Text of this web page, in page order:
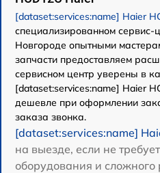
[dataset:services:name] Haier
специализированном
Новгороде опытными
запчасти предоставляем
сервисном центр уверены в
[dataset:services:name] Haier
дешевле при оформлении
заказа звонка.
[dataset:services:name]
на выезде, если не
оборудования и сложного